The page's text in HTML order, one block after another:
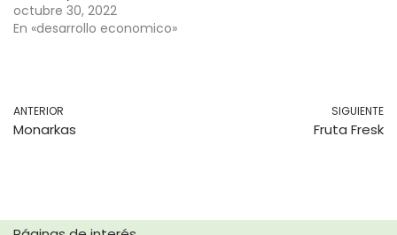
octubre 30, 2022
En «desarrollo economico»
ANTERIOR
Monarkas
SIGUIENTE
Fruta Fresk